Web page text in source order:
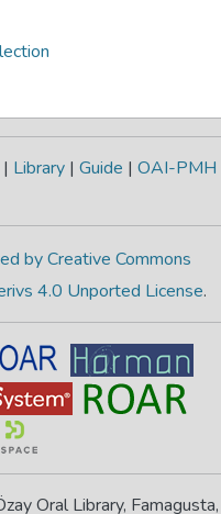
| Library | Guide | OAI-PMH
by Creative Commons
4.0 Unported License.
Oral Library, Famagusta,